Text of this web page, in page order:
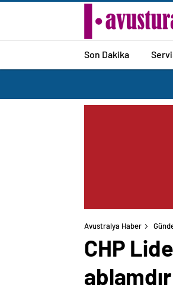
Son Dakika
Avustralya Haber
CHP
ablamdır